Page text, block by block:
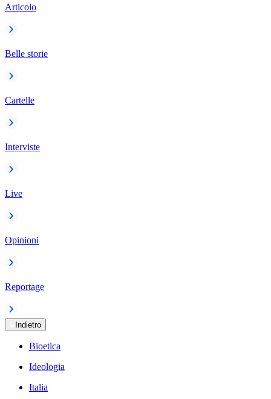
Articolo
Belle storie
Cartelle
Interviste
Live
Opinioni
Reportage
Indietro
Bioetica
Ideologia
Italia